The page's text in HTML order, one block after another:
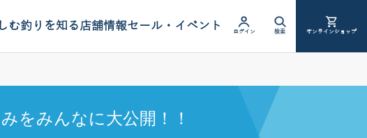
む釣りを知る店舗情報セール・イベント ログイン 検索 オンラインショップ
をみんなに大公開！！